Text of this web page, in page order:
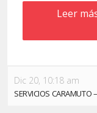
Leer
Dic 20, 10:18 am
SERVICIOS CARAMUTO